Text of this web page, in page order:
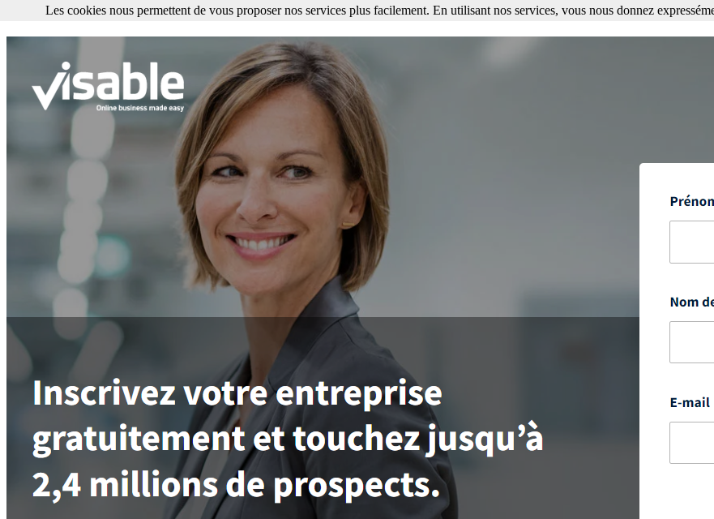
Les cookies nous permettent de vous proposer nos services plus facilement. En utilisant nos services, vous nous donnez expressément
Les cookies nous permettent de vous proposer nos services plus facilement. En utilisant nos services, vous nous donnez